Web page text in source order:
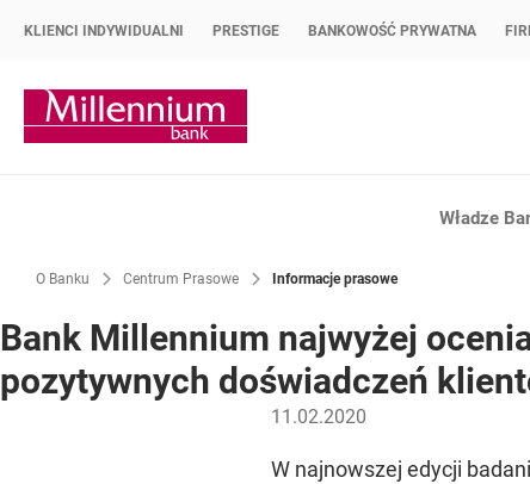
KLIENCI INDYWIDUALNI PRESTIGE BANKOWOŚĆ PRYWATNA
Strona główna Bank Millennium
Władze
O Banku Centrum Prasowe Informacje prasowe
Bank Millennium najwyżej
pozytywnych doświadczeń
11.02.2020
W najnowszej edycji